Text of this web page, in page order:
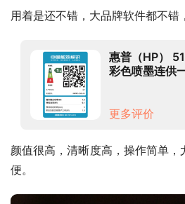
用着是还不错，大品牌软件都不错
惠普（HP）
彩色喷墨连供
更多评价
颜值很高，清晰度高，操作简单
便。